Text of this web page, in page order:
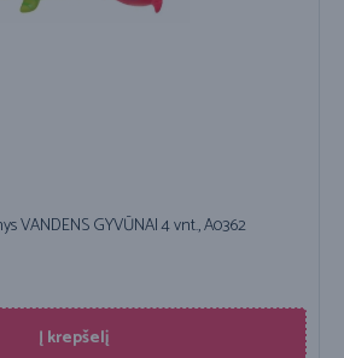
VANDENS GYVŪNAI 4 vnt., A0362
Į krepšelį